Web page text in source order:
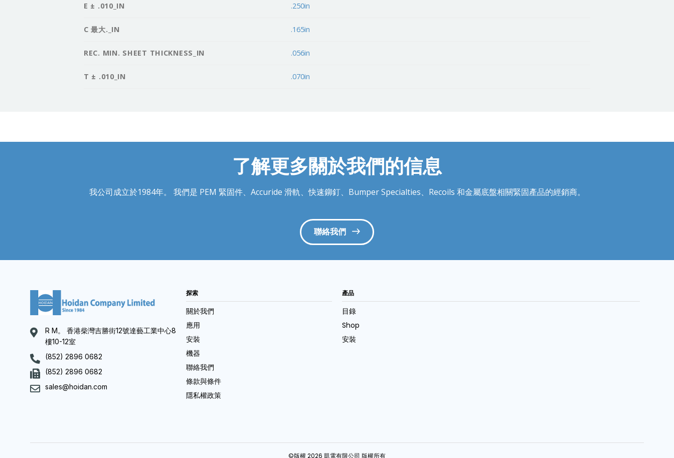
E ± .010_IN .250in
C 最大._IN .165in
REC. MIN. SHEET THICKNESS_IN .056in
T ± .010_IN .070in
了解更多關於我們的信息
我公司成立於1984年。 我們是 PEM 緊固件、Accuride 滑軌、快速鉚釘、Bumper Specialties、Recoils 和金屬底盤相關緊固產品的經銷商。
聯絡我們
R M。 香港柴灣吉勝街12號達藝工業中心8
樓10-12室
(852) 2896 0682
(852) 2896 0682
sales@hoidan.com
探索
關於我們
應用
安裝
機器
聯絡我們
條款與條件
隱私權政策
產品
目錄
Shop
安裝
©版權 2026 凱電有限公司 版權所有